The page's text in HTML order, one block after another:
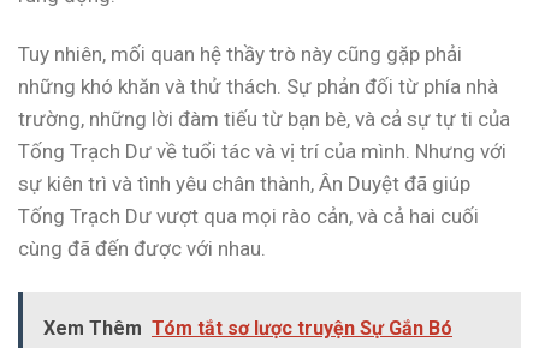
Tuy nhiên, mối quan hệ thầy trò này cũng gặp phải
những khó khăn và thử thách. Sự phản đối từ phía nhà
trường, những lời đàm tiếu từ bạn bè, và cả sự tự ti của
Tống Trạch Dư về tuổi tác và vị trí của mình. Nhưng với
sự kiên trì và tình yêu chân thành, Ân Duyệt đã giúp
Tống Trạch Dư vượt qua mọi rào cản, và cả hai cuối
cùng đã đến được với nhau.
Xem Thêm Tóm tắt sơ lược truyện Sự Gắn Bó